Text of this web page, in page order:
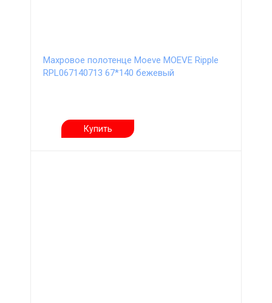
Махровое полотенце Moeve MOEVE Ripple
RPL067140713 67*140 бежевый
Купить